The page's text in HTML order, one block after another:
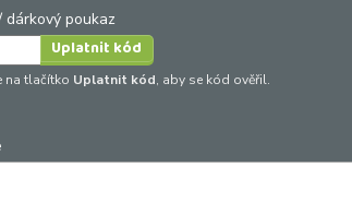
poukaz
na tlačítko Uplatnit kód, aby se kód ověřil.